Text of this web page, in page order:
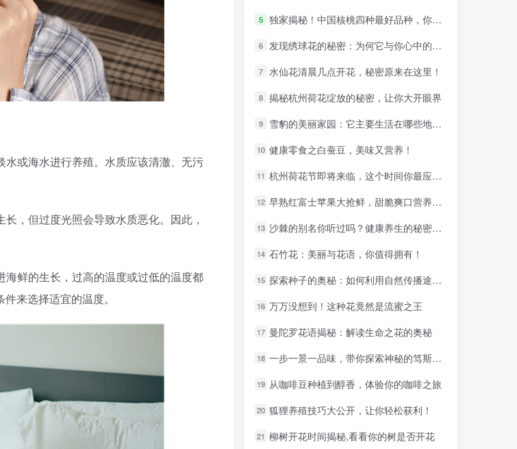
或海水进行养殖。水质应该清澈、无污
，但过度光照会导致水质恶化。因此，
鲜的生长，过高的温度或过低的温度都
来选择适宜的温度。
5 独家揭秘！中国核桃四种最好品种，你绝对想不到！
6 发现绣球花的秘密：为何它与你心中的不吉利有不解之缘
7 水仙花清晨几点开花，秘密原来在这里！
8 揭秘杭州荷花绽放的秘密，让你大开眼界
9 雪豹的美丽家园：它主要生活在哪些地区？
10 健康零食之白蚕豆，美味又营养！
11 杭州荷花节即将来临，这个时间你最应该去赏花！
12 早熟红富士苹果大抢鲜，甜脆爽口营养丰富
13 沙棘的别名你听过吗？健康养生的秘密武器！
14 石竹花：美丽与花语，你值得拥有！
15 探索种子的奥秘：如何利用自然传播途径播种未来
16 万万没想到！这种花竟然是流蜜之王
17 曼陀罗花语揭秘：解读生命之花的奥秘
18 一步一景一品味，带你探索神秘的笃斯产地
19 从咖啡豆种植到醇香，体验你的咖啡之旅
20 狐狸养殖技巧大公开，让你轻松获利！
21 柳树开花时间揭秘,看看你的树是否开花
5 独家揭秘！中国核桃四种最好品种，你绝对想不到！
6 发现绣球花的秘密：为何它与你心中的不吉利有不解之缘
7 水仙花清晨几点开花，秘密原来在这里！
8 揭秘杭州荷花绽放的秘密，让你大开眼界
9 雪豹的美丽家园：它主要生活在哪些地区？
10 健康零食之白蚕豆，美味又营养！
11 杭州荷花节即将来临，这个时间你最应该去赏花！
12 早熟红富士苹果大抢鲜，甜脆爽口营养丰富
13 沙棘的别名你听过吗？健康养生的秘密武器！
14 石竹花：美丽与花语，你值得拥有！
15 探索种子的奥秘：如何利用自然传播途径播种未来
16 万万没想到！这种花竟然是流蜜之王
17 曼陀罗花语揭秘：解读生命之花的奥秘
18 一步一景一品味，带你探索神秘的笃斯产地
19 从咖啡豆种植到醇香，体验你的咖啡之旅
20 狐狸养殖技巧大公开，让你轻松获利！
21 柳树开花时间揭秘,看看你的树是否开花